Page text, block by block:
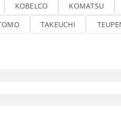
KOBELCO KOMATSU
TAKEUCHI